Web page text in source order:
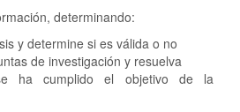
determinando:
y determine si es válida o no
de investigación y resuelva
ha cumplido el objetivo de la